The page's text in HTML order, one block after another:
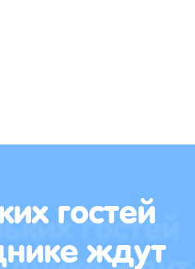
гостей
ждут